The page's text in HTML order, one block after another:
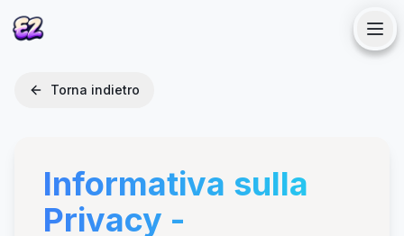
Progetti
Servizi
Articoli
Torna indietro
Informativa sulla
Privacy -